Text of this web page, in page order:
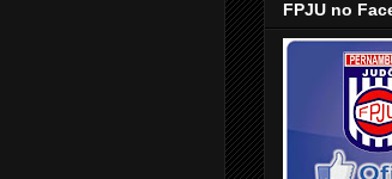
FPJU no